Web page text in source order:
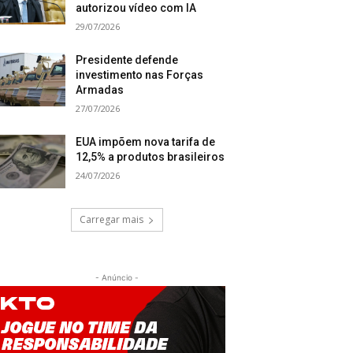
autorizou vídeo com IA
29/07/2026
Presidente defende
investimento nas Forças
Armadas
27/07/2026
EUA impõem nova tarifa de
12,5% a produtos brasileiros
24/07/2026
Carregar mais
- Anúncio -